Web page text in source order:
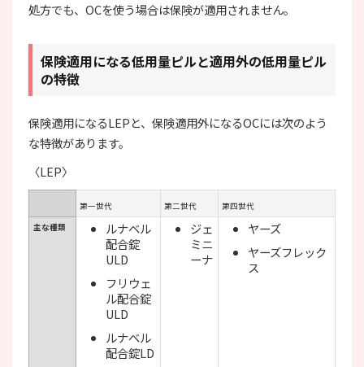
処方でも、OCを使う場合は保険が適用されません。
保険適用になる低用量ピルと適用外の低用量ピル
の特徴
保険適用になるLEPと、保険適用外になるOCには次のよう
な特徴があります。
〈LEP〉
第一世代 第二世代
第四世代
主な種類
ルナベル
配合錠
ULD
フリウェ
ル配合錠
ULD
ルナベル
配合錠LD
ジェ
ミニ
ーナ
ヤーズ
ヤーズフレック
ス